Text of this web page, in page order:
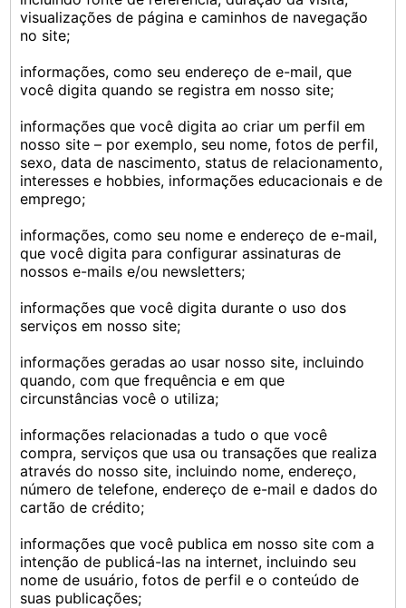
visualizações de página e caminhos de navegação
no site;
informações, como seu endereço de e-mail, que
você digita quando se registra em nosso site;
informações que você digita ao criar um perfil em
nosso site – por exemplo, seu nome, fotos de perfil,
sexo, data de nascimento, status de relacionamento,
interesses e hobbies, informações educacionais e de
emprego;
informações, como seu nome e endereço de e-mail,
que você digita para configurar assinaturas de
nossos e-mails e/ou newsletters;
informações que você digita durante o uso dos
serviços em nosso site;
informações geradas ao usar nosso site, incluindo
quando, com que frequência e em que
circunstâncias você o utiliza;
informações relacionadas a tudo o que você
compra, serviços que usa ou transações que realiza
através do nosso site, incluindo nome, endereço,
número de telefone, endereço de e-mail e dados do
cartão de crédito;
informações que você publica em nosso site com a
intenção de publicá-las na internet, incluindo seu
nome de usuário, fotos de perfil e o conteúdo de
suas publicações;